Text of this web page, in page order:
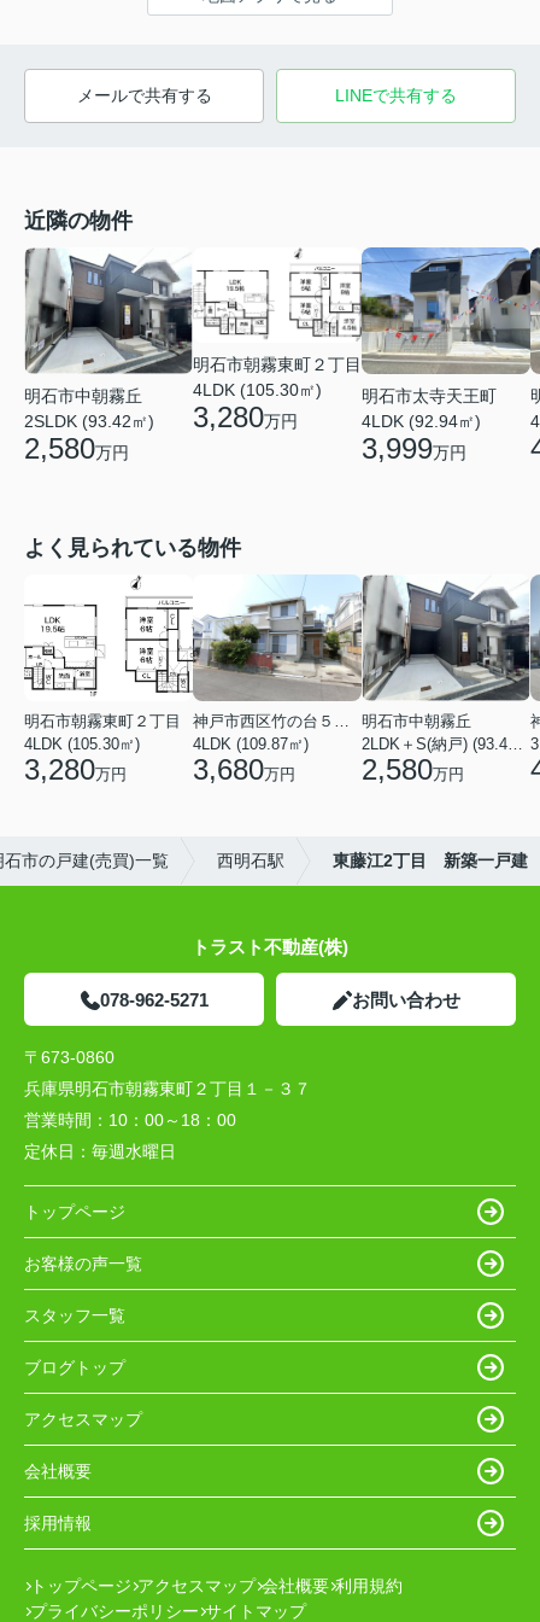
メールで共有する LINEで共有する
近隣の物件
明石市中朝霧丘
2SLDK (93.42㎡)
2,580万円
明石市朝霧東町２丁目
4LDK (105.30㎡)
3,280万円
明石市太寺天王町
4LDK (92.94㎡)
3,999万円
よく見られている物件
明石市朝霧東町２丁目
4LDK (105.30㎡)
3,280万円
神戸市西区竹の台５丁目
4LDK (109.87㎡)
3,680万円
明石市中朝霧丘
2LDK＋S(納戸) (93.42㎡)
2,580万円
石市の戸建(売買)一覧 西明石駅 東藤江2丁目 新築一戸建
トラスト不動産(株)
078-962-5271 お問い合わせ
〒673-0860
兵庫県明石市朝霧東町２丁目１－３７
営業時間： 10：00～18：00
定休日： 毎週水曜日
トップページ
お客様の声一覧
スタッフ一覧
ブログトップ
アクセスマップ
会社概要
採用情報
トップページ アクセスマップ 会社概要 利用規約
プライバシーポリシー サイトマップ